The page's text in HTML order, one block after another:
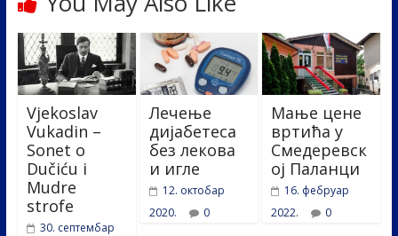
Vjekoslav
Vukadin –
Sonet o
Dučiću i
Mudre
strofe
30. септембар
Лечење
дијабетеса
без лекова
и игле
12. октобар
2020.
0
Мање цене
вртића у
Смедеревск
ој Паланци
16. фебруар
2022.
0